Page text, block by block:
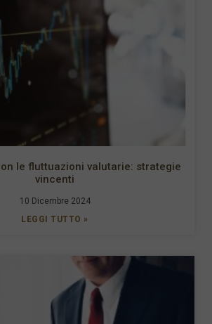
le fluttuazioni valutarie: strategie
vincenti
10 Dicembre 2024
LEGGI TUTTO »